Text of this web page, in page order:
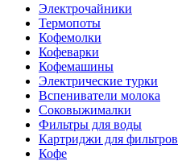
Электрочайники
Термопоты
Кофемолки
Кофеварки
Кофемашины
Электрические турки
Вспениватели молока
Соковыжималки
Фильтры для воды
Картриджи для фильтров
Кофе